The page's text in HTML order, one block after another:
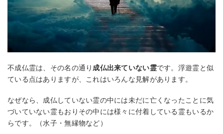
不成仏霊は、その名の通り 成仏出来ていない霊です。浮遊霊と似
ている点はありますが、これはいろんな見解があります。
なぜなら、成仏していない霊の中には未だに亡くなったことに気
づいていない霊もおりその中には様々に付着している霊もいるか
らです。（水子・無縁物など）